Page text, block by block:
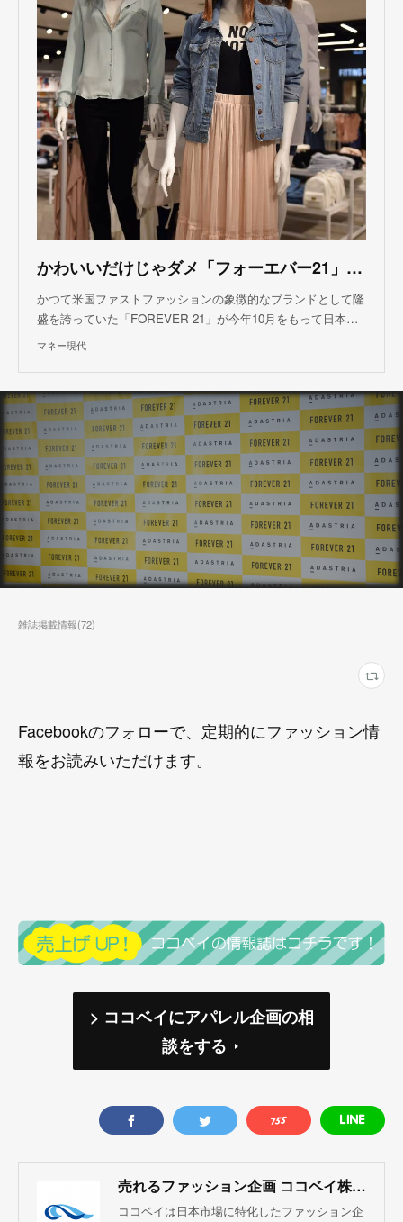
かわいいだけじゃダメ「フォーエバー21」日本撤退の原因
かつて米国ファストファッションの象徴的なブランドとして隆
盛を誇っていた「FOREVER 21」が今年10月をもって日本…
マネー現代
雑誌掲載情報(72)
Facebookのフォローで、定期的にファッション情
報をお読みいただけます。
> ココベイにアパレル企画の相
談をする
売れるファッション企画 ココベイ株式会社
ココベイは日本市場に特化したファッション企